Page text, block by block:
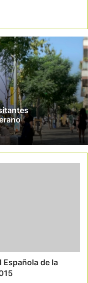
Española de la